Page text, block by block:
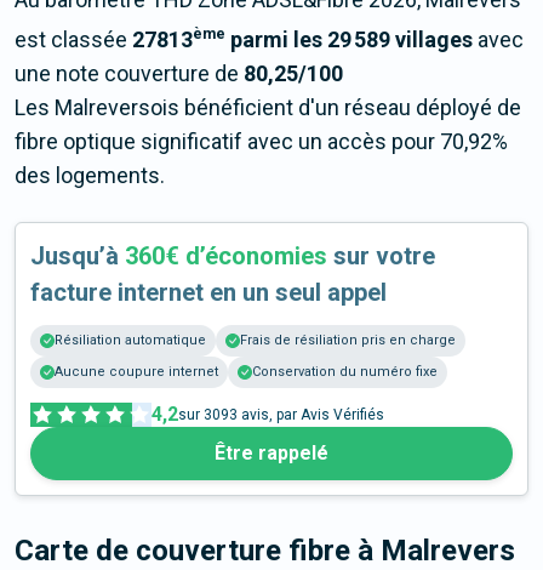
est classée 27813ème parmi les 29 589 villages avec
une note couverture de 80,25/100
Les Malreversois bénéficient d'un réseau déployé de
fibre optique significatif avec un accès pour 70,92%
des logements.
Jusqu’à 360€ d’économies sur votre
facture internet en un seul appel
Résiliation automatique
Frais de résiliation pris en charge
Aucune coupure internet
Conservation du numéro fixe
4,2sur 3093 avis, par Avis Vérifiés
Être rappelé
Carte de couverture fibre à Malrevers